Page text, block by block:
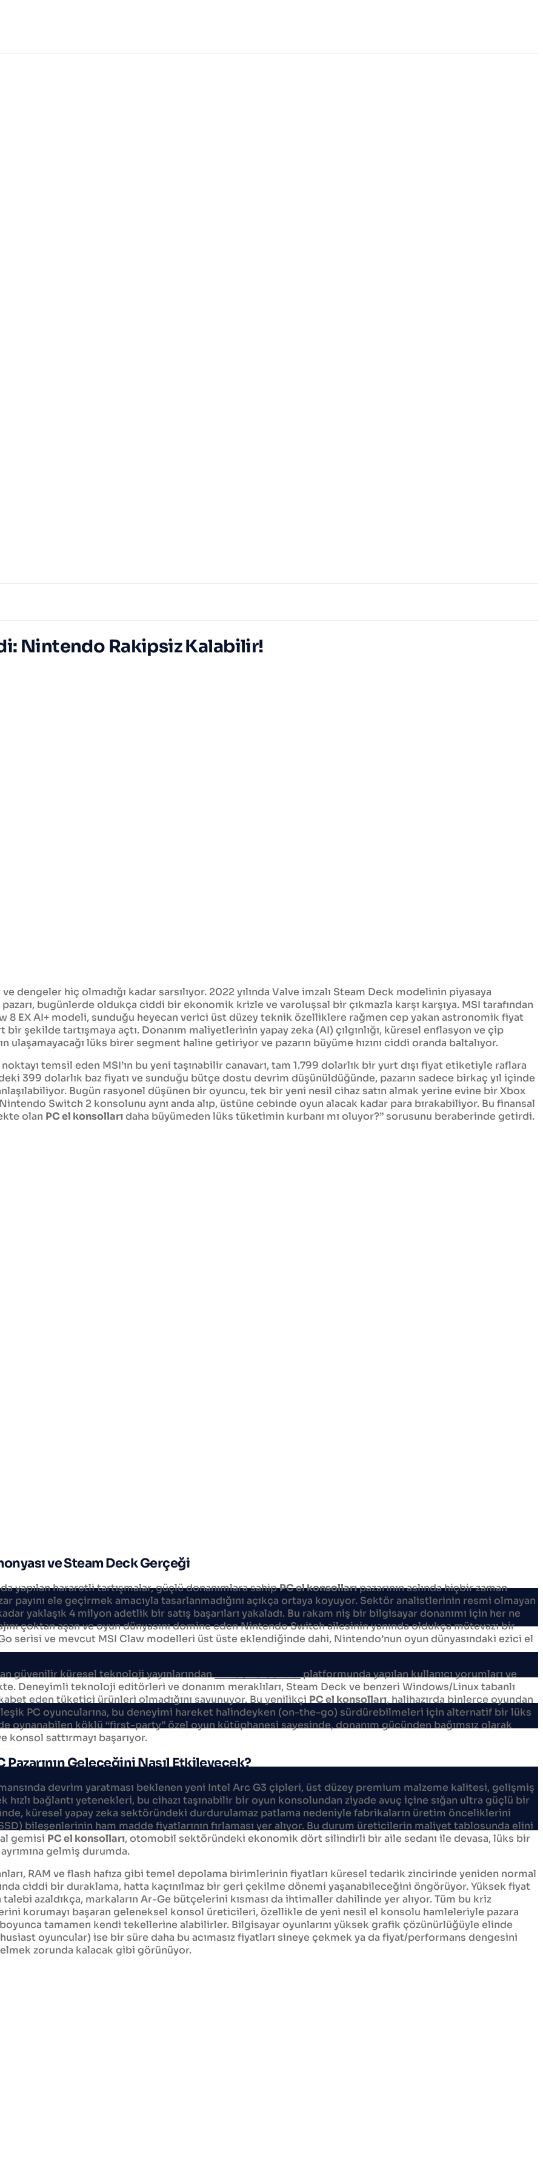
Nintendo Rakipsiz Kalabilir!
dengeler hiç olmadığı kadar sarsılıyor. 2022 yılında Valve imzalı Steam Deck modelinin piyasaya
pazarı, bugünlerde oldukça ciddi bir ekonomik krizle ve varoluşsal bir çıkmazla karşı karşıya. MSI tarafından
EX AI+ modeli, sunduğu heyecan verici üst düzey teknik özelliklere rağmen cep yakan astronomik fiyat
şekilde tartışmaya açtı. Donanım maliyetlerinin yapay zeka (AI) çılgınlığı, küresel enflasyon ve çip
ulaşamayacağı lüks birer segment haline getiriyor ve pazarın büyüme hızını ciddi oranda baltalıyor.
temsil eden MSI’ın bu yeni taşınabilir canavarı, tam 1.799 dolarlık bir yurt dışı fiyat etiketiyle raflara
399 dolarlık baz fiyatı ve sunduğu bütçe dostu devrim düşünüldüğünde, pazarın sadece birkaç yıl içinde
Bugün rasyonel düşünen bir oyuncu, tek bir yeni nesil cihaz satın almak yerine evine bir Xbox
Switch 2 konsolunu aynı anda alıp, üstüne cebinde oyun alacak kadar para bırakabiliyor. Bu finansal
olan PC el konsollarıdaha büyümeden lüks tüketimin kurbanı mı oluyor?” sorusunu beraberinde getirdi.
ve Steam Deck Gerçeği
yapılan hararetli tartışmalar, güçlü donanımlara sahipPC el konsollarıpazarının aslında hiçbir zaman
payını ele geçirmek amacıyla tasarlanmadığını açıkça ortaya koyuyor. Sektör analistlerinin resmi olmayan
yaklaşık 4 milyon adetlik bir satış başarıları yakaladı. Bu rakam niş bir bilgisayar donanımı için her ne
çoktan aşan ve oyun dünyasını domine eden Nintendo Switch ailesinin yanında oldukça mütevazı bir
serisi ve mevcut MSI Claw modelleri üst üste eklendiğinde dahi, Nintendo’nun oyun dünyasındaki ezici el
güvenilir küresel teknoloji yayınlarındanWindows Centralplatformunda yapılan kullanıcı yorumları ve
Deneyimli teknoloji editörleri ve donanım meraklıları, Steam Deck ve benzeri Windows/Linux tabanlı
eden tüketici ürünleri olmadığını savunuyor. Bu yenilikçiPC el konsolları, halihazırda binlerce oyundan
PC oyuncularına, bu deneyimi hareket halindeyken (on-the-go) sürdürebilmeleri için alternatif bir lüks
köklü “first-party” özel oyun kütüphanesi sayesinde, donanım gücünden bağımsız olarak
konsol sattırmayı başarıyor.
Geleceğini Nasıl Etkileyecek?
devrim yaratması beklenen yeni Intel Arc G3 çipleri, üst düzey premium malzeme kalitesi, gelişmiş
bağlantı yetenekleri, bu cihazı taşınabilir bir oyun konsolundan ziyade avuç içine sığan ultra güçlü bir
küresel yapay zeka sektöründeki durdurulamaz patlama nedeniyle fabrikaların üretim önceliklerini
bileşenlerinin ham madde fiyatlarının fırlaması yer alıyor. Bu durum üreticilerin maliyet tablosunda elini
gemisi PC el konsolları, otomobil sektöründeki ekonomik dört silindirli bir aile sedanı ile devasa, lüks bir
gelmiş durumda.
RAM ve flash hafıza gibi temel depolama birimlerinin fiyatları küresel tedarik zincirinde yeniden normal
ciddi bir duraklama, hatta kaçınılmaz bir geri çekilme dönemi yaşanabileceğini öngörüyor. Yüksek fiyat
azaldıkça, markaların Ar-Ge bütçelerini kısması da ihtimaller dahilinde yer alıyor. Tüm bu kriz
korumayı başaran geleneksel konsol üreticileri, özellikle de yeni nesil el konsolu hamleleriyle pazara
tamamen kendi tekellerine alabilirler. Bilgisayar oyunlarını yüksek grafik çözünürlüğüyle elinde
oyuncular) ise bir süre daha bu acımasız fiyatları sineye çekmek ya da fiyat/performans dengesini
zorunda kalacak gibi görünüyor.